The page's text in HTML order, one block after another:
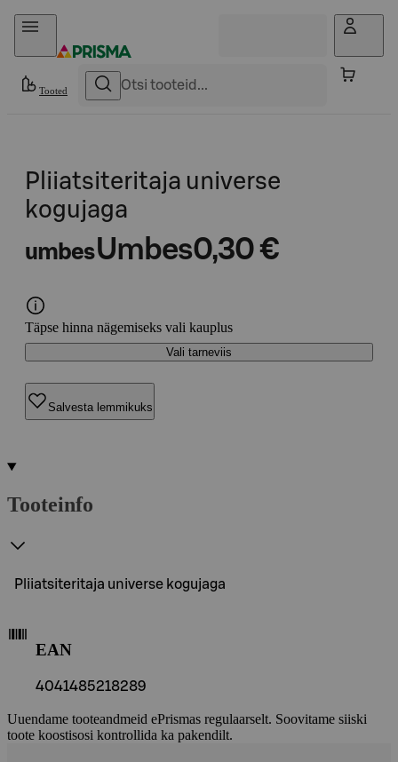
Otse sisu juurde
Tooted
Pliiatsiteritaja universe
kogujaga
umbesUmbes0,30 €
Täpse hinna nägemiseks vali kauplus
Vali tarneviis
Salvesta lemmikuks
Tooteinfo
Pliiatsiteritaja universe kogujaga
EAN
4041485218289
Uuendame tooteandmeid ePrismas regulaarselt. Soovitame siiski
toote koostisosi kontrollida ka pakendilt.